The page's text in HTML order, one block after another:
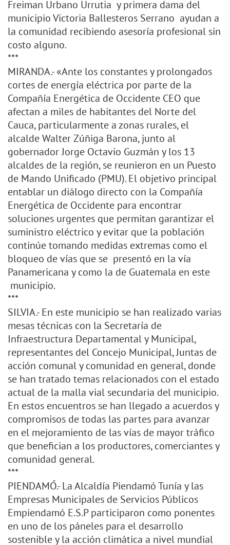
Freiman Urbano Urrutia y primera dama del
municipio Victoria Ballesteros Serrano ayudan a
la comunidad recibiendo asesoría profesional sin
costo alguno.
***
MIRANDA.- «Ante los constantes y prolongados
cortes de energía eléctrica por parte de la
Compañía Energética de Occidente CEO que
afectan a miles de habitantes del Norte del
Cauca, particularmente a zonas rurales, el
alcalde Walter Zúñiga Barona, junto al
gobernador Jorge Octavio Guzmán y los 13
alcaldes de la región, se reunieron en un Puesto
de Mando Unificado (PMU). El objetivo principal
entablar un diálogo directo con la Compañía
Energética de Occidente para encontrar
soluciones urgentes que permitan garantizar el
suministro eléctrico y evitar que la población
continúe tomando medidas extremas como el
bloqueo de vías que se presentó en la vía
Panamericana y como la de Guatemala en este
municipio.
***
SILVIA.- En este municipio se han realizado varias
mesas técnicas con la Secretaría de
Infraestructura Departamental y Municipal,
representantes del Concejo Municipal, Juntas de
acción comunal y comunidad en general, donde
se han tratado temas relacionados con el estado
actual de la malla vial secundaria del municipio.
En estos encuentros se han llegado a acuerdos y
compromisos de todas las partes para avanzar
en el mejoramiento de las vías de mayor tráfico
que benefician a los productores, comerciantes y
comunidad general.
***
PIENDAMÓ.- La Alcaldía Piendamó Tunía y las
Empresas Municipales de Servicios Públicos
Empiendamó E.S.P participaron como ponentes
en uno de los páneles para el desarrollo
sostenible y la acción climática a nivel mundial